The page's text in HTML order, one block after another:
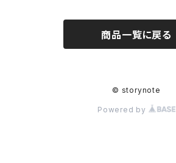
商品一覧に戻る
© storynote
Powered by